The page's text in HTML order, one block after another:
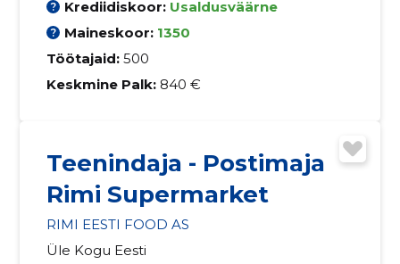
Krediidiskoor: Usaldusväärne
Maineskoor: 1350
Töötajaid: 500
Keskmine Palk: 840 €
Teenindaja - Postimaja
Rimi Supermarket
RIMI EESTI FOOD AS
Üle Kogu Eesti